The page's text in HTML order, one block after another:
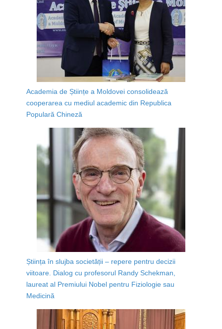
Academia de Științe a Moldovei consolidează
cooperarea cu mediul academic din Republica
Populară Chineză
Știința în slujba societății – repere pentru decizii
viitoare. Dialog cu profesorul Randy Schekman,
laureat al Premiului Nobel pentru Fiziologie sau
Medicină